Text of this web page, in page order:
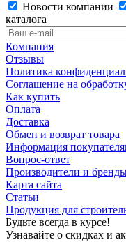
Новости компании
каталога
Компания
Отзывы
Политика
Соглашение на
Как купить
Оплата
Доставка
Обмен и возврат товара
Информация
Вопрос-ответ
Производители и
Карта сайта
Статьи
Продукция для
Будьте всегда в курсе!
Узнавайте о скидках и